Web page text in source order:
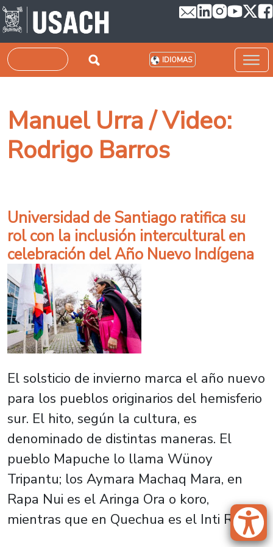
Pasar al contenido principal
Buscar IDIOMAS
Manuel Urra / Video:
Rodrigo Barros
Universidad de Santiago ratifica su
rol con la inclusión intercultural en
celebración del Año Nuevo Indígena
El solsticio de invierno marca el año nuevo
para los pueblos originarios del hemisferio
sur. El hito, según la cultura, es
denominado de distintas maneras. El
pueblo Mapuche lo llama Wünoy
Tripantu; los Aymara Machaq Mara, en
Rapa Nui es el Aringa Ora o koro,
mientras que en Quechua es el Inti Raymi.